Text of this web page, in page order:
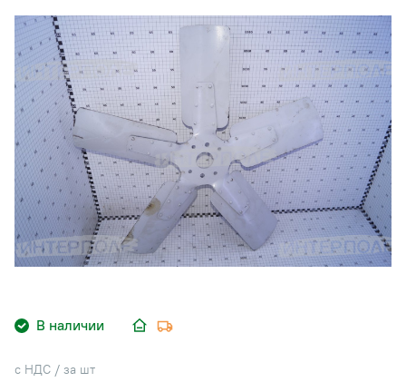
В наличии
с НДС / за шт